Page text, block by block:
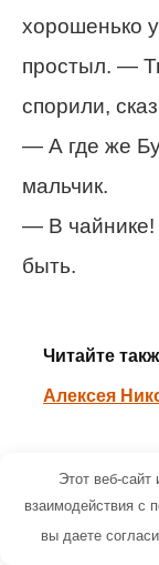
хорошенько
простыл. —
спорили,
— А где же
мальчик.
— В
быть.
Читайте
Алексея
Читать
Андерсена
Этот веб-
взаимодействия с
вы даете